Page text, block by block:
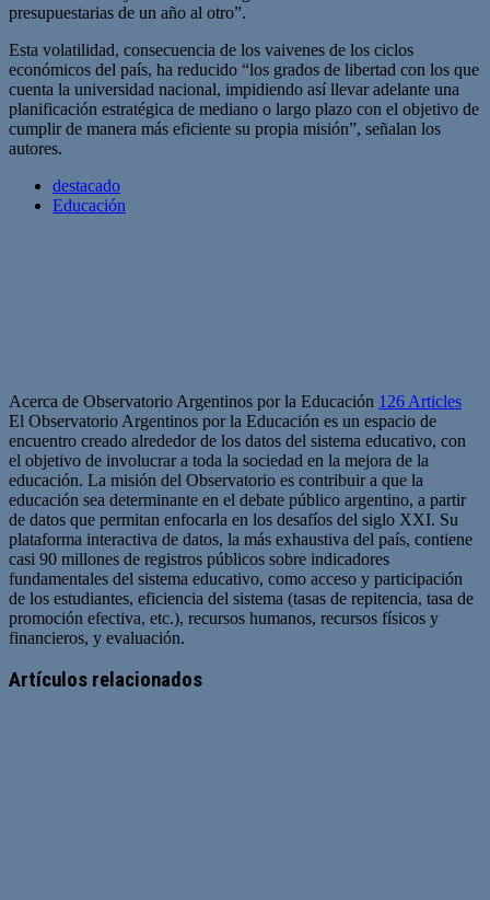
presupuestarias de un año al otro”.
Esta volatilidad, consecuencia de los vaivenes de los ciclos
económicos del país, ha reducido “los grados de libertad con los que
cuenta la universidad nacional, impidiendo así llevar adelante una
planificación estratégica de mediano o largo plazo con el objetivo de
cumplir de manera más eficiente su propia misión”, señalan los
autores.
destacado
Educación
Acerca de Observatorio Argentinos por la Educación 126 Articles
El Observatorio Argentinos por la Educación es un espacio de
encuentro creado alrededor de los datos del sistema educativo, con
el objetivo de involucrar a toda la sociedad en la mejora de la
educación. La misión del Observatorio es contribuir a que la
educación sea determinante en el debate público argentino, a partir
de datos que permitan enfocarla en los desafíos del siglo XXI. Su
plataforma interactiva de datos, la más exhaustiva del país, contiene
casi 90 millones de registros públicos sobre indicadores
fundamentales del sistema educativo, como acceso y participación
de los estudiantes, eficiencia del sistema (tasas de repitencia, tasa de
promoción efectiva, etc.), recursos humanos, recursos físicos y
financieros, y evaluación.
web
Artículos relacionados